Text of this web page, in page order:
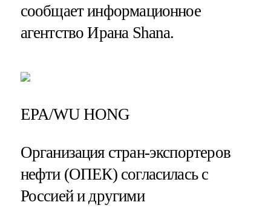
сообщает информационное
агентство Ирана Shana.
EPA/WU HONG
Организация стран-экспортеров
нефти (ОПЕК) согласилась с
Россией и другими